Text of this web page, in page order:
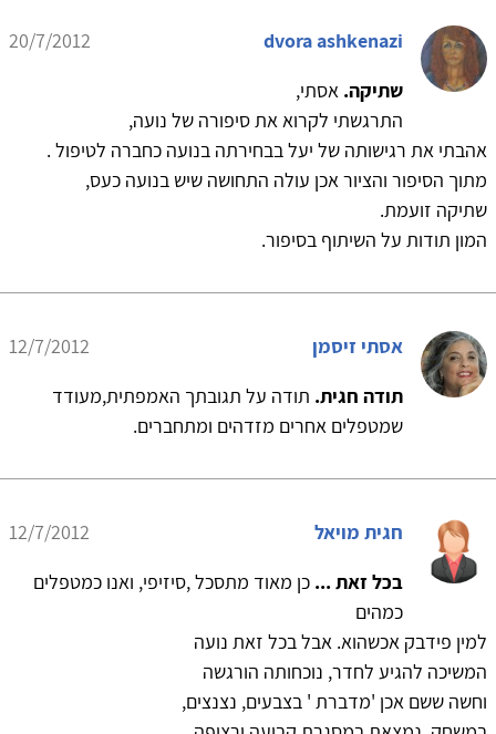
dvora ashkenazi
20/7/2012
שתיקה. אסתי,
התרגשתי לקרוא את סיפורה של נועה,
אהבתי את רגישותה של יעל בבחירתה בנועה כחברה לטיפול .
מתוך הסיפור והציור אכן עולה התחושה שיש בנועה כעס,
שתיקה זועמת.
המון תודות על השיתוף בסיפור.
אסתי זיסמן
12/7/2012
תודה חגית. תודה על תגובתך האמפתית,מעודד
שמטפלים אחרים מזדהים ומתחברים.
חגית מויאל
12/7/2012
בכל זאת ... כן מאוד מתסכל ,סיזיפי, ואנו כמטפלים
כמהים
למין פידבק אכשהוא. אבל בכל זאת נועה
המשיכה להגיע לחדר, נוכחותה הורגשה
וחשה ששם אכן 'מדברת ' בצבעים, נצנצים,